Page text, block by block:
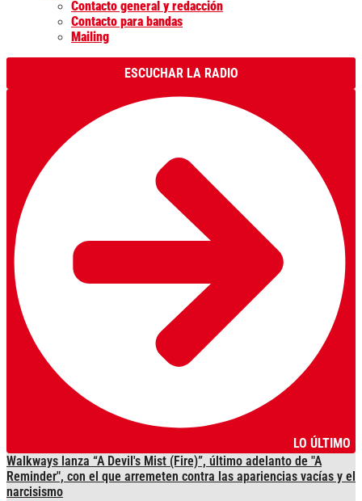
Contacto general y redacción
Contacto para bandas
Mailing
ESCUCHAR LA RADIO
LO ÚLTIMO
Walkways lanza “A Devil's Mist (Fire)”, último adelanto de "A
Reminder", con el que arremeten contra las apariencias vacías y el
narcisismo